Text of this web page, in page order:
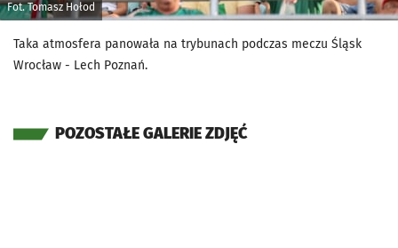
Fot. Tomasz Hołod
Taka atmosfera panowała na trybunach podczas meczu Śląsk
Wrocław - Lech Poznań.
POZOSTAŁE GALERIE ZDJĘĆ